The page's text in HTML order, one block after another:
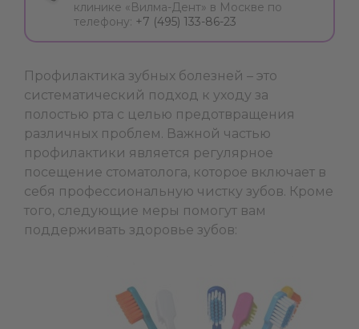
клинике «Вилма-Дент» в Москве по
телефону: +7 (495) 133-86-23
Профилактика зубных болезней – это
систематический подход к уходу за
полостью рта с целью предотвращения
различных проблем. Важной частью
профилактики является регулярное
посещение стоматолога, которое включает в
себя профессиональную чистку зубов. Кроме
того, следующие меры помогут вам
поддерживать здоровье зубов: